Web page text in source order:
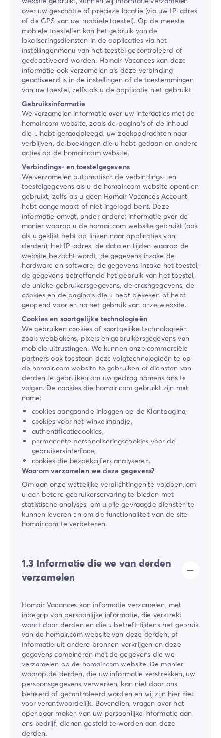
over uw geschatte of precieze locatie (via uw IP-adres
of de GPS van uw mobiele toestel). Op de meeste
mobiele toestellen kan het gebruik van de
lokaliseringsdiensten in de applicaties via het
instellingenmenu van het toestel gecontroleerd of
gedeactiveerd worden. ​Homair Vacances​ kan deze
informatie ook verzamelen als deze verbinding
geactiveerd is in de instellingen of de toestemmingen
van uw toestel, zelfs als u de applicatie niet gebruikt.
Gebruiksinformatie
We verzamelen informatie over uw interacties met de
homair.com website, zoals de pagina’s of de inhoud
die u hebt geraadpleegd, uw zoekopdrachten naar
verblijven, de boekingen die u hebt gedaan en andere
acties op de homair.com website.
Verbindings- en toestelgegevens
We verzamelen automatisch de verbindings- en
toestelgegevens als u de homair.com website opent en
gebruikt, zelfs als u geen ​Homair Vacances​ Account
hebt aangemaakt of niet ingelogd bent. Deze
informatie omvat, onder andere: informatie over de
manier waarop u de homair.com website gebruikt (ook
als u geklikt hebt op linken naar applicaties van
derden), het IP-adres, de data en tijden waarop de
website bezocht wordt, de gegevens inzake de
hardware en software, de gegevens inzake het toestel,
de gegevens betreffende het gebruik van het toestel,
de unieke gebruikersgegevens, de crashgegevens, de
cookies en de pagina’s die u hebt bekeken of hebt
geopend voor en na het gebruik van onze website.
Cookies en soortgelijke technologieën
We gebruiken cookies of soortgelijke technologieën
zoals webbakens, pixels en gebruikersgegevens van
mobiele uitrustingen. We kunnen onze commerciële
partners ook toestaan deze volgtechnologieën te op
de homair.com website te gebruiken of diensten van
derden te gebruiken om uw gedrag namens ons te
volgen. De cookies die homair.com gebruikt zijn met
name:
cookies aangaande inloggen op de Klantpagina,
cookies voor het winkelmandje,
authentificatiecookies,
permanente personaliseringscookies voor de
gebruikersinterface,
cookies die bezoekcijfers analyseren.
Waarom verzamelen we deze gegevens?
Om aan onze wettelijke verplichtingen te voldoen, om
u een betere gebruikerservaring te bieden met
statistische analyses, om u alle gevraagde diensten te
kunnen leveren en om de functionaliteit van de site
homair.com te verbeteren.
1.3 Informatie die we van derden
verzamelen
​Homair Vacances​ kan informatie verzamelen, met
inbegrip van persoonlijke informatie, die verstrekt
wordt door derden en die u betreft tijdens het gebruik
van de homair.com website van deze derden, of
informatie uit andere bronnen verkrijgen en deze
gegevens combineren met de gegevens die we
verzamelen op de homair.com website. De manier
waarop de derden, die uw informatie verstrekken, uw
persoonsgegevens verwerken, kan niet door ons
beheerd of gecontroleerd worden en wij zijn hier niet
voor verantwoordelijk. Bovendien, vragen over het
openbaar maken van uw persoonlijke informatie aan
ons bedrijf, dienen gesteld te worden aan deze
derden.